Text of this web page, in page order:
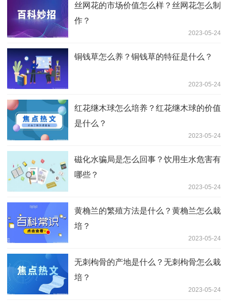
丝网花的市场价值怎么样？丝网花怎么制
作？
2023-05-24
铜钱草怎么养？铜钱草的特征是什么？
2023-05-24
红花继木球怎么培养？红花继木球的价值
是什么？
2023-05-24
磁化水骗局是怎么回事？饮用生水危害有
哪些？
2023-05-24
黄桷兰的繁殖方法是什么？黄桷兰怎么栽
培？
2023-05-24
无刺枸骨的产地是什么？无刺枸骨怎么栽
培？
2023-05-24